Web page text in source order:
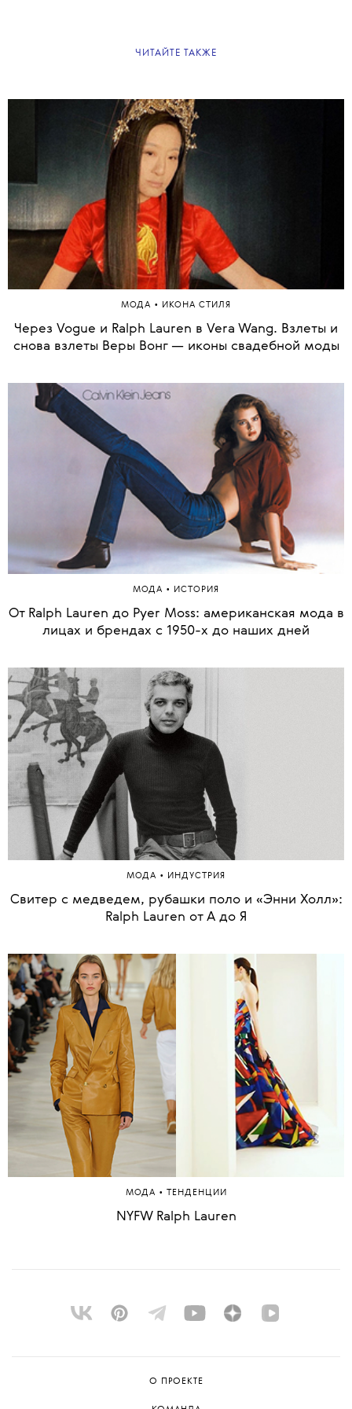
ЧИТАЙТЕ ТАКЖЕ
МОДА • ИКОНА СТИЛЯ
Через Vogue и Ralph Lauren в Vera Wang. Взлеты и
снова взлеты Веры Вонг — иконы свадебной моды
МОДА • ИСТОРИЯ
От Ralph Lauren до Pyer Moss: американская мода в
лицах и брендах с 1950-х до наших дней
МОДА • ИНДУСТРИЯ
Свитер с медведем, рубашки поло и «Энни Холл»:
Ralph Lauren от А до Я
МОДА • ТЕНДЕНЦИИ
NYFW Ralph Lauren
О ПРОЕКТЕ